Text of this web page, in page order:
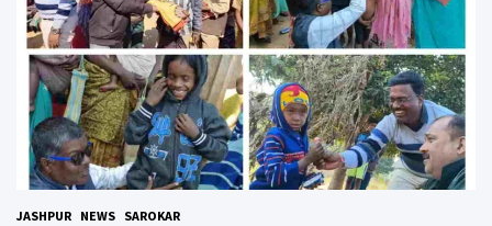
JASHPUR NEWS SAROKAR